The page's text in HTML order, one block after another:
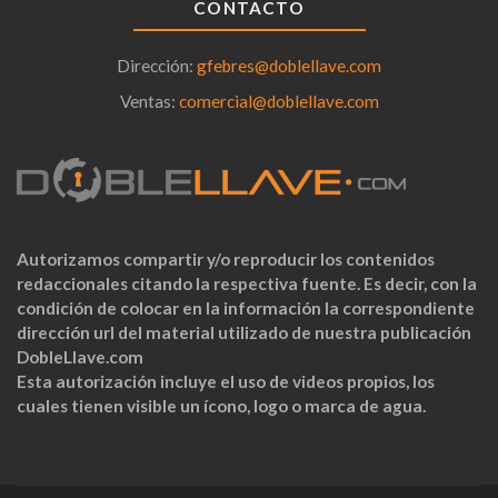
CONTACTO
Dirección: gfebres@doblellave.com
Ventas: comercial@doblellave.com
Autorizamos compartir y/o reproducir los contenidos
redaccionales citando la respectiva fuente. Es decir, con la
condición de colocar en la información la correspondiente
dirección url del material utilizado de nuestra publicación
DobleLlave.com
Esta autorización incluye el uso de videos propios, los
cuales tienen visible un ícono, logo o marca de agua.